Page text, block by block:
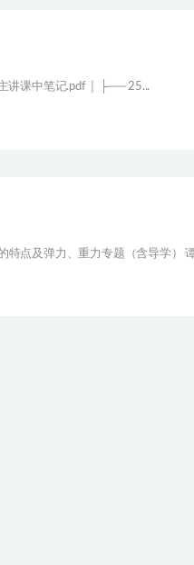
讲课中笔记.pdf │ ├── 25...
点及弹力、重力专题（含导学）